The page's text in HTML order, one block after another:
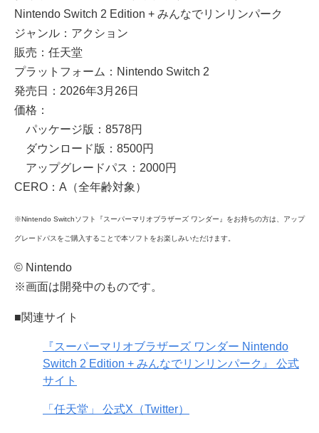
Nintendo Switch 2 Edition + みんなでリンリンパーク
ジャンル：アクション
販売：任天堂
プラットフォーム：Nintendo Switch 2
発売日：2026年3月26日
価格：
パッケージ版：8578円
ダウンロード版：8500円
アップグレードパス：2000円
CERO：A（全年齢対象）
※Nintendo Switchソフト『スーパーマリオブラザーズ ワンダー』をお持ちの方は、アップ
グレードパスをご購入することで本ソフトをお楽しみいただけます。
© Nintendo
※画面は開発中のものです。
■関連サイト
『スーパーマリオブラザーズ ワンダー Nintendo
Switch 2 Edition + みんなでリンリンパーク』 公式
サイト
「任天堂」 公式X（Twitter）